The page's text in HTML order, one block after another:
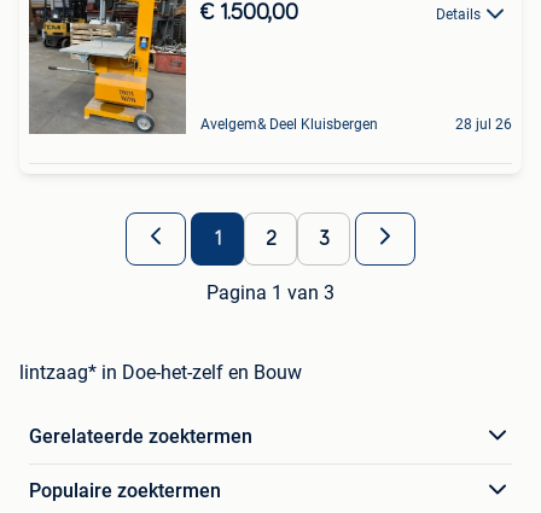
€ 1.500,00 Details
Avelgem& Deel Kluisbergen 28 jul 26
1 2 3
Pagina 1 van 3
lintzaag* in Doe-het-zelf en Bouw
Gerelateerde zoektermen
Populaire zoektermen